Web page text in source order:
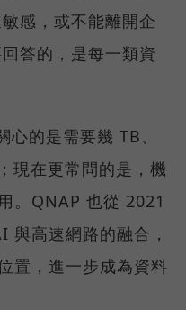
感，或不能離開企
答的，是每一類資
的是需要幾 TB、
現在更常問的是，機
。QNAP 也從 2021
與高速網路的融合，
置，進一步成為資料